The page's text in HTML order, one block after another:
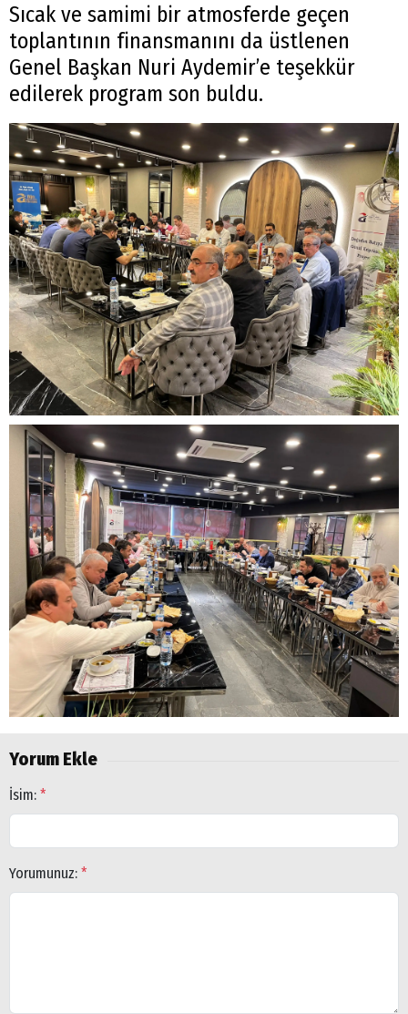
Sıcak ve samimi bir atmosferde geçen
toplantının finansmanını da üstlenen
Genel Başkan Nuri Aydemir’e teşekkür
edilerek program son buldu.
Yorum Ekle
İsim: *
Yorumunuz: *
Ağrı
Doğubayazıt